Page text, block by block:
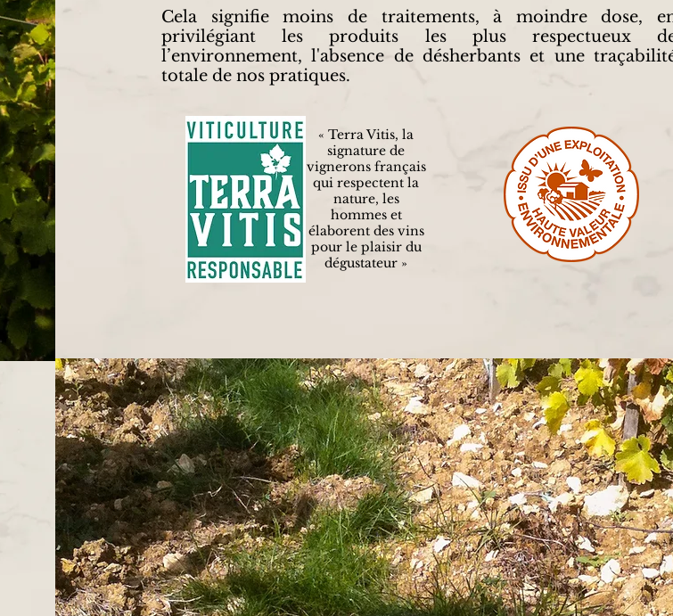
Cela signifie moins de traitements, à moindre dose,
privilégiant les produits les plus respectueux
l’environnement, l'absence de désherbants et une
totale de nos pratiques.
« Terra Vitis, la
signature de
vignerons français
qui respectent la
nature, les
hommes et
élaborent des vins
pour le plaisir du
dégustateur »